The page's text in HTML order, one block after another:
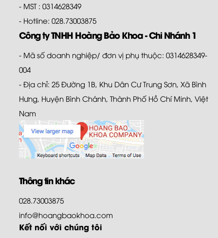
- MST : 0314628349
- Hotline: 028.73003875
Công ty TNHH Hoàng Bảo Khoa - Chi Nhánh 1
- Mã số doanh nghiệp/ đơn vị phụ thuộc: 0314628349-
004
- Địa chỉ: 25 Đường 1B, Khu Dân Cư Trung Sơn, Xã Bình
Hưng, Huyện Bình Chánh, Thành Phố Hồ Chí Minh, Việt
Nam
Thông tin khác
028.73003875
info@hoangbaokhoa.com
Kết nối với chúng tôi